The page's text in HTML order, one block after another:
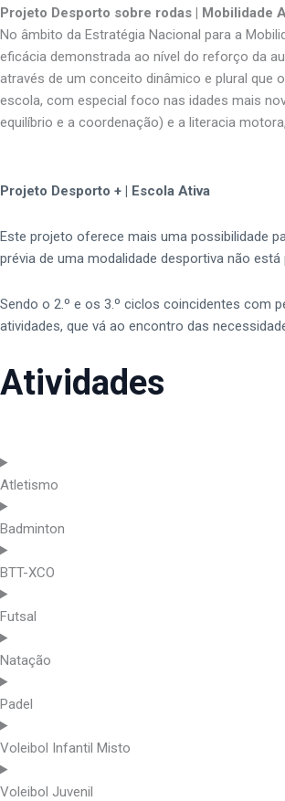
Projeto Desporto sobre rodas | Mobilidade
No âmbito da Estratégia Nacional para a
eficácia demonstrada ao nível do reforço da
através de um conceito dinâmico e plural que
escola, com especial foco nas idades mais
equilíbrio e a coordenação) e a literacia
Projeto Desporto + | Escola Ativa
Este projeto oferece mais uma possibilidade
prévia de uma modalidade desportiva não está
Sendo o 2.º e os 3.º ciclos coincidentes com
atividades, que vá ao encontro das
Atividades
Atletismo
Badminton
BTT-XCO
Futsal
Natação
Padel
Voleibol Infantil Misto
Voleibol Juvenil